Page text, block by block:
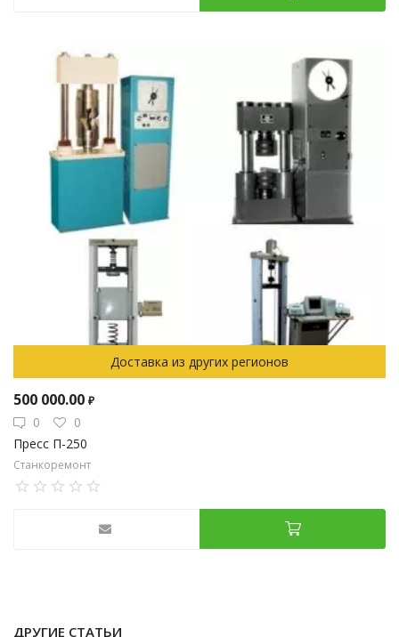
Доставка из других регионов
500 000.00 ₽
0
0
Пресс П-250
Станкоремонт
ДРУГИЕ СТАТЬИ